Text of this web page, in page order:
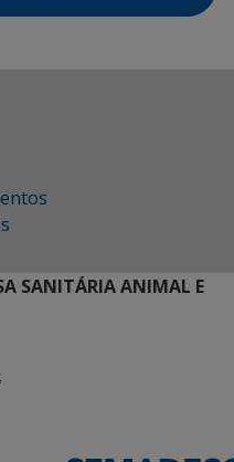
SANITÁRIA ANIMAL E